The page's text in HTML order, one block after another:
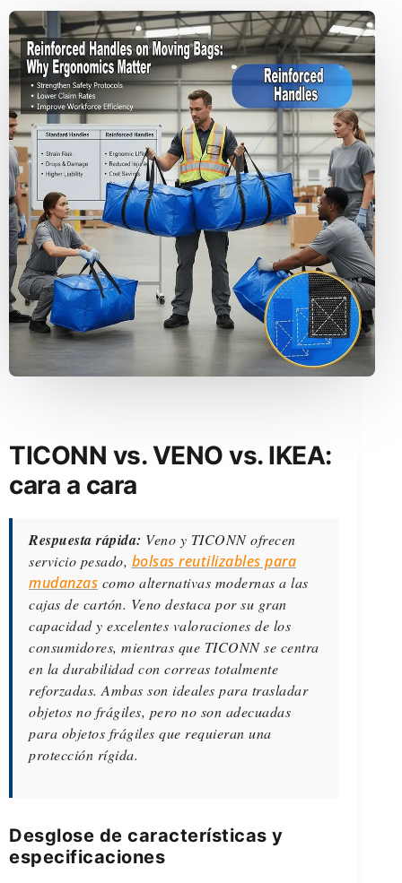
TICONN vs. VENO vs. IKEA:
cara a cara
Respuesta rápida: Veno y TICONN ofrecen
servicio pesado, bolsas reutilizables para
mudanzas como alternativas modernas a las
cajas de cartón. Veno destaca por su gran
capacidad y excelentes valoraciones de los
consumidores, mientras que TICONN se centra
en la durabilidad con correas totalmente
reforzadas. Ambas son ideales para trasladar
objetos no frágiles, pero no son adecuadas
para objetos frágiles que requieran una
protección rígida.
Desglose de características y
especificaciones